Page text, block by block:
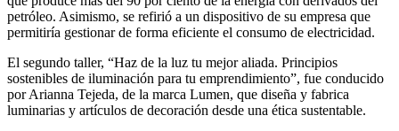
petróleo. Asimismo, se refirió a un dispositivo de su empresa que
permitiría gestionar de forma eficiente el consumo de electricidad.
El segundo taller, “Haz de la luz tu mejor aliada. Principios
sostenibles de iluminación para tu emprendimiento”, fue conducido
por Arianna Tejeda, de la marca Lumen, que diseña y fabrica
luminarias y artículos de decoración desde una ética sustentable.